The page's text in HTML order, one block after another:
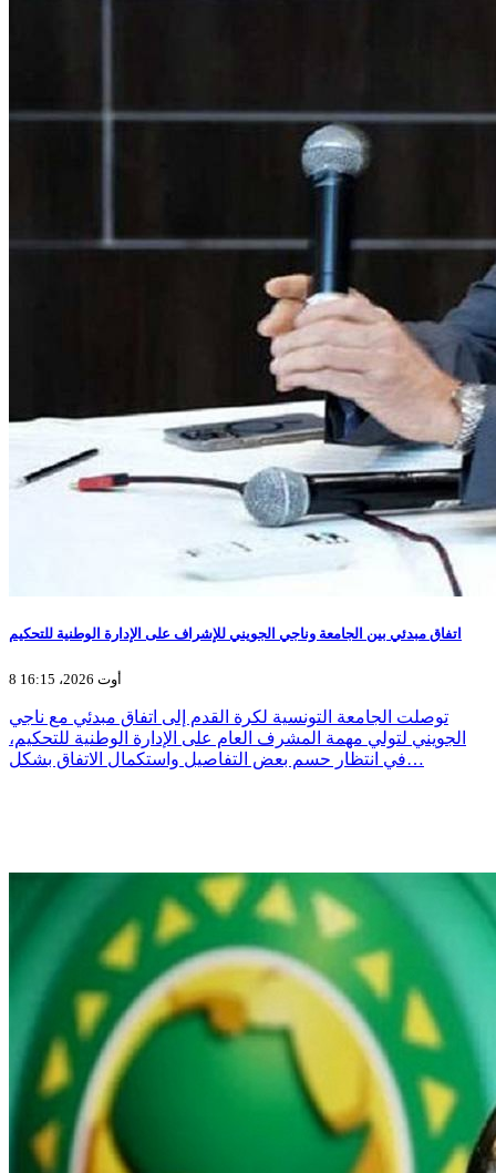
اتفاق مبدئي بين الجامعة وناجي الجويني للإشراف على الإدارة الوطنية للتحكيم
8 أوت 2026، 16:15
توصلت الجامعة التونسية لكرة القدم إلى اتفاق مبدئي مع ناجي
الجويني لتولي مهمة المشرف العام على الإدارة الوطنية للتحكيم،
في انتظار حسم بعض التفاصيل واستكمال الاتفاق بشكل…